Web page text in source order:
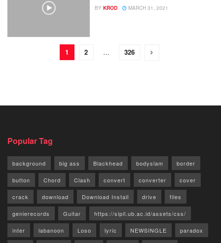
BY KROD MARCH 31, 2021
1 2 … 326
Popular Tag
background big ass Blackhead bodyslam border
button Chord Clash convert converter cover
crack download Download Install drive files
genierecords Guitar https://sipil.ub.ac.id/assets/css/
inter labanoon Loso lyric NEWSINGLE paradox